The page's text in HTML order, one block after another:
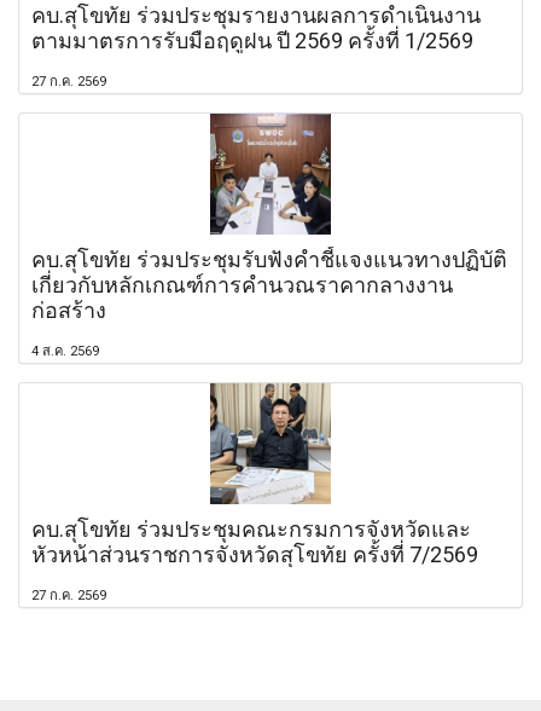
คบ.สุโขทัย ร่วมประชุมรายงานผลการดำเนินงาน
ตามมาตรการรับมือฤดูฝน ปี 2569 ครั้งที่ 1/2569
27 ก.ค. 2569
คบ.สุโขทัย ร่วมประชุมรับฟังคำชี้แจงแนวทางปฏิบัติ
เกี่ยวกับหลักเกณฑ์การคำนวณราคากลางงาน
ก่อสร้าง
4 ส.ค. 2569
คบ.สุโขทัย ร่วมประชุมคณะกรมการจังหวัดและ
หัวหน้าส่วนราชการจังหวัดสุโขทัย ครั้งที่ 7/2569
27 ก.ค. 2569